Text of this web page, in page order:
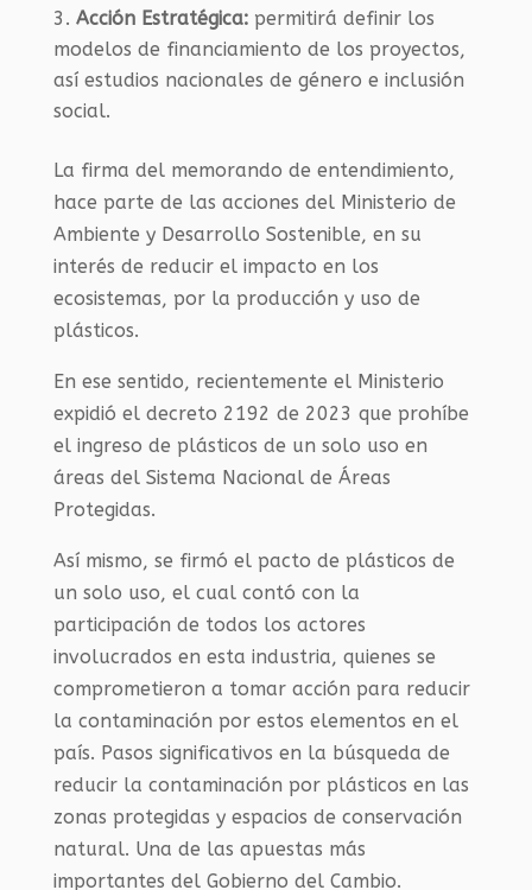
Acción Estratégica: permitirá definir los
modelos de financiamiento de los proyectos,
así estudios nacionales de género e inclusión
social.
La firma del memorando de entendimiento,
hace parte de las acciones del Ministerio de
Ambiente y Desarrollo Sostenible, en su
interés de reducir el impacto en los
ecosistemas, por la producción y uso de
plásticos.
En ese sentido, recientemente el Ministerio
expidió el decreto 2192 de 2023 que prohíbe
el ingreso de plásticos de un solo uso en
áreas del Sistema Nacional de Áreas
Protegidas.
Así mismo, se firmó el pacto de plásticos de
un solo uso, el cual contó con la
participación de todos los actores
involucrados en esta industria, quienes se
comprometieron a tomar acción para reducir
la contaminación por estos elementos en el
país. Pasos significativos en la búsqueda de
reducir la contaminación por plásticos en las
zonas protegidas y espacios de conservación
natural. Una de las apuestas más
importantes del Gobierno del Cambio.